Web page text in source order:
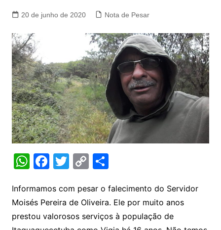
20 de junho de 2020 Nota de Pesar
W
at
s
A
F
c
e
b
T
itt
er
C
p
y
Li
S
ar
e
Informamos com pesar o falecimento do Servidor
Moisés Pereira de Oliveira. Ele por muito anos
prestou valorosos serviços à população de